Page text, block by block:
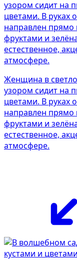
Женщина в
узором сидит на
цветами. В руках
направлен прямо
фруктами и
естественное,
атмосфере.